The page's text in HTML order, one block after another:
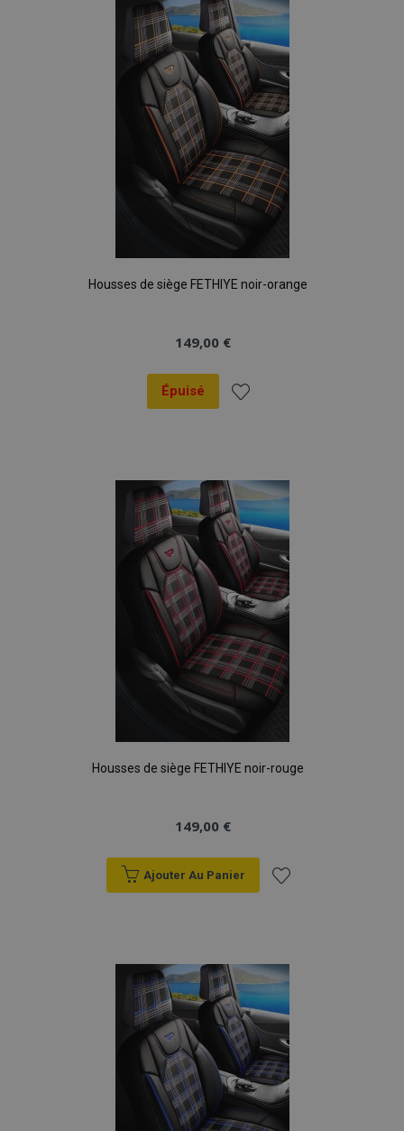
liste
d'achats
Housses de siège FETHIYE noir-orange
149,00 €
Épuisé
liste
d'achats
Housses de siège FETHIYE noir-rouge
149,00 €
Ajouter Au Panier
liste
d'achats